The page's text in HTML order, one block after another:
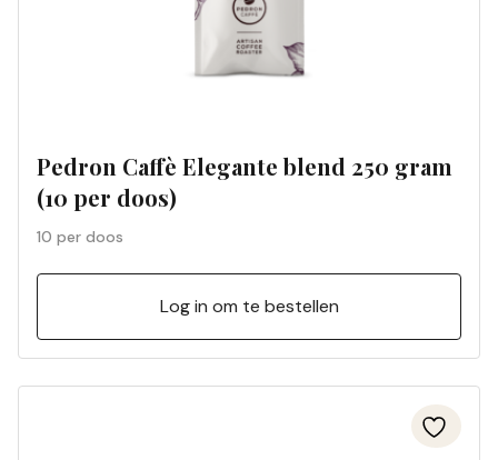
Pedron Caffè Elegante blend 250 gram
(10 per doos)
10 per doos
Log in om te bestellen